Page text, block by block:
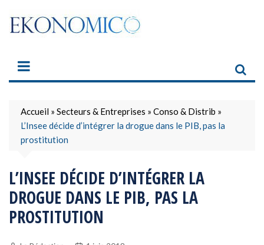
content
Accueil » Secteurs & Entreprises » Conso & Distrib »
L’Insee décide d’intégrer la drogue dans le PIB, pas la
prostitution
L’INSEE DÉCIDE D’INTÉGRER LA
DROGUE DANS LE PIB, PAS LA
PROSTITUTION